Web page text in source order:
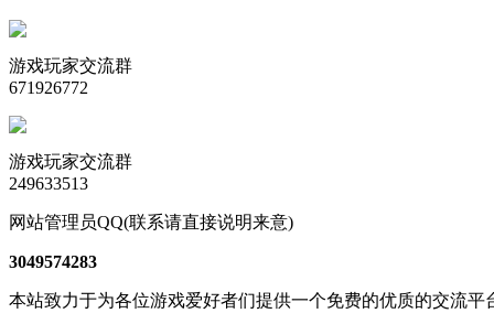
游戏玩家交流群
671926772
游戏玩家交流群
249633513
网站管理员QQ(联系请直接说明来意)
3049574283
本站致力于为各位游戏爱好者们提供一个免费的优质的交流平